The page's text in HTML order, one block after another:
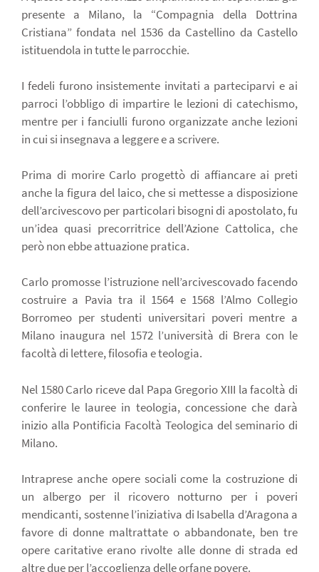
presente a Milano, la “Compagnia della Dottrina
Cristiana” fondata nel 1536 da Castellino da Castello
istituendola in tutte le parrocchie.
I fedeli furono insistemente invitati a parteciparvi e ai
parroci l’obbligo di impartire le lezioni di catechismo,
mentre per i fanciulli furono organizzate anche lezioni
in cui si insegnava a leggere e a scrivere.
Prima di morire Carlo progettò di affiancare ai preti
anche la figura del laico, che si mettesse a disposizione
dell’arcivescovo per particolari bisogni di apostolato, fu
un’idea quasi precorritrice dell’Azione Cattolica, che
però non ebbe attuazione pratica.
Carlo promosse l’istruzione nell’arcivescovado facendo
costruire a Pavia tra il 1564 e 1568 l’Almo Collegio
Borromeo per studenti universitari poveri mentre a
Milano inaugura nel 1572 l’università di Brera con le
facoltà di lettere, filosofia e teologia.
Nel 1580 Carlo riceve dal Papa Gregorio XIII la facoltà di
conferire le lauree in teologia, concessione che darà
inizio alla Pontificia Facoltà Teologica del seminario di
Milano.
Intraprese anche opere sociali come la costruzione di
un albergo per il ricovero notturno per i poveri
mendicanti, sostenne l’iniziativa di Isabella d’Aragona a
favore di donne maltrattate o abbandonate, ben tre
opere caritative erano rivolte alle donne di strada ed
altre due per l’accoglienza delle orfane povere.